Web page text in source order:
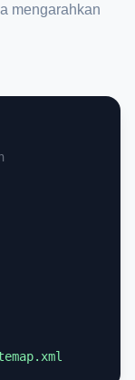
mengarahkan